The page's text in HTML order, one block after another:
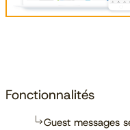
Fonctionnalités
Guest messages